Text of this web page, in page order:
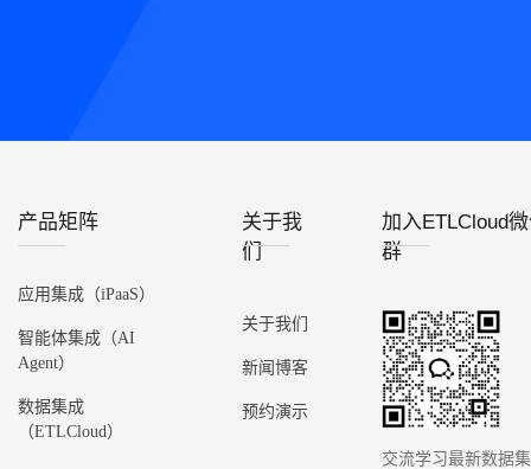
产品矩阵
应用集成（iPaaS）
智能体集成（AI
Agent）
数据集成
（ETLCloud）
关于我
们
关于我们
新闻博客
预约演示
加入ETLCloud
群
交流学习最新数据